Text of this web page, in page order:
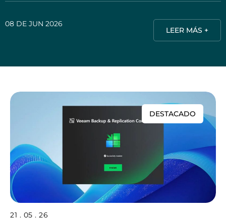
08 DE JUN 2026
LEER MÁS +
DESTACADO
21 . 05 . 26